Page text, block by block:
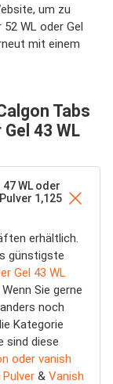
um zu
WL oder Gel
mit einem
Tabs
43 WL
WL oder
1,125
erhältlich.
günstigste
Gel 43 WL
Sie gerne
noch
Kategorie
sind diese
oder vanish
& Vanish